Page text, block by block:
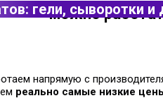
можно
напрямую с
реально самые низкие
гели, сыворотки